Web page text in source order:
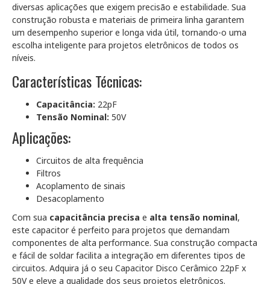
diversas aplicações que exigem precisão e estabilidade. Sua
construção robusta e materiais de primeira linha garantem
um desempenho superior e longa vida útil, tornando-o uma
escolha inteligente para projetos eletrônicos de todos os
níveis.
Características Técnicas:
Capacitância: 22pF
Tensão Nominal: 50V
Aplicações:
Circuitos de alta frequência
Filtros
Acoplamento de sinais
Desacoplamento
Com sua capacitância precisa e alta tensão nominal,
este capacitor é perfeito para projetos que demandam
componentes de alta performance. Sua construção compacta
e fácil de soldar facilita a integração em diferentes tipos de
circuitos. Adquira já o seu Capacitor Disco Cerâmico 22pF x
50V e eleve a qualidade dos seus projetos eletrônicos.